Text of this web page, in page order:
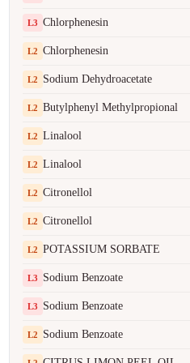
L3 Chlorphenesin
L2 Chlorphenesin
L2 Sodium Dehydroacetate
L2 Butylphenyl Methylpropional
L2 Linalool
L2 Linalool
L2 Citronellol
L2 Citronellol
L2 POTASSIUM SORBATE
L3 Sodium Benzoate
L3 Sodium Benzoate
L2 Sodium Benzoate